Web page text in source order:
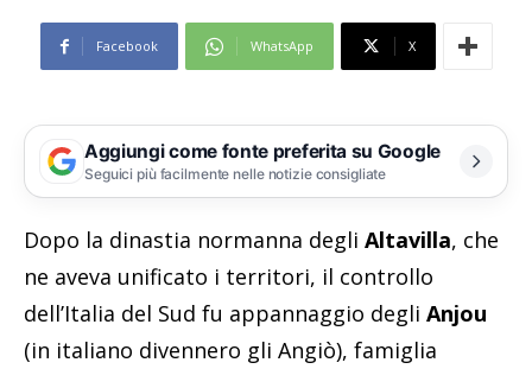
Facebook WhatsApp X
Aggiungi come fonte preferita su Google
Seguici più facilmente nelle notizie consigliate
Dopo la dinastia normanna degli Altavilla, che
ne aveva unificato i territori, il controllo
dell’Italia del Sud fu appannaggio degli Anjou
(in italiano divennero gli Angiò), famiglia